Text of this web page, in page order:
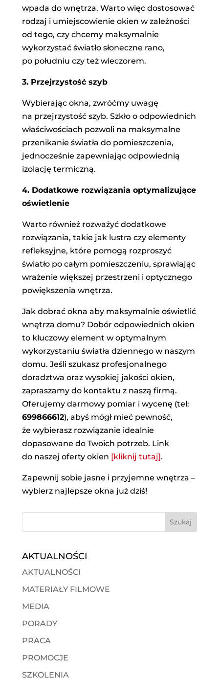
wpada do wnętrza. Warto więc dostosować
rodzaj i umiejscowienie okien w zależności
od tego, czy chcemy maksymalnie
wykorzystać światło słoneczne rano,
po południu czy też wieczorem.
3. Przejrzystość szyb
Wybierając okna, zwróćmy uwagę
na przejrzystość szyb. Szkło o odpowiednich
właściwościach pozwoli na maksymalne
przenikanie światła do pomieszczenia,
jednocześnie zapewniając odpowiednią
izolację termiczną.
4. Dodatkowe rozwiązania optymalizujące
oświetlenie
Warto również rozważyć dodatkowe
rozwiązania, takie jak lustra czy elementy
refleksyjne, które pomogą rozproszyć
światło po całym pomieszczeniu, sprawiając
wrażenie większej przestrzeni i optycznego
powiększenia wnętrza.
Jak dobrać okna aby maksymalnie oświetlić
wnętrza domu? Dobór odpowiednich okien
to kluczowy element w optymalnym
wykorzystaniu światła dziennego w naszym
domu. Jeśli szukasz profesjonalnego
doradztwa oraz wysokiej jakości okien,
zapraszamy do kontaktu z naszą firmą.
Oferujemy darmowy pomiar i wycenę (tel:
699866612), abyś mógł mieć pewność,
że wybierasz rozwiązanie idealnie
dopasowane do Twoich potrzeb. Link
do naszej oferty okien [kliknij tutaj].
Zapewnij sobie jasne i przyjemne wnętrza –
wybierz najlepsze okna już dziś!
AKTUALNOŚCI
AKTUALNOŚCI
MATERIAŁY FILMOWE
MEDIA
PORADY
PRACA
PROMOCJE
SZKOLENIA